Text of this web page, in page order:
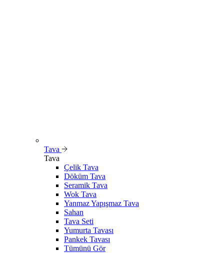
Tava
Tava
Çelik Tava
Döküm Tava
Seramik Tava
Wok Tava
Yanmaz Yapışmaz Tava
Sahan
Tava Seti
Yumurta Tavası
Pankek Tavası
Tümünü Gör